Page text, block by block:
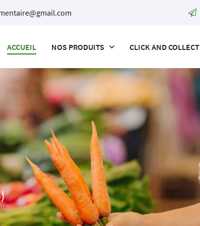
ACCUEIL NOS PRODUITS CLICK AND COLLECT